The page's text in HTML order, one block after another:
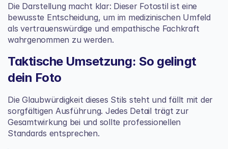
Die Darstellung macht klar: Dieser Fotostil ist eine
bewusste Entscheidung, um im medizinischen Umfeld
als vertrauenswürdige und empathische Fachkraft
wahrgenommen zu werden.
Taktische Umsetzung: So gelingt
dein Foto
Die Glaubwürdigkeit dieses Stils steht und fällt mit der
sorgfältigen Ausführung. Jedes Detail trägt zur
Gesamtwirkung bei und sollte professionellen
Standards entsprechen.